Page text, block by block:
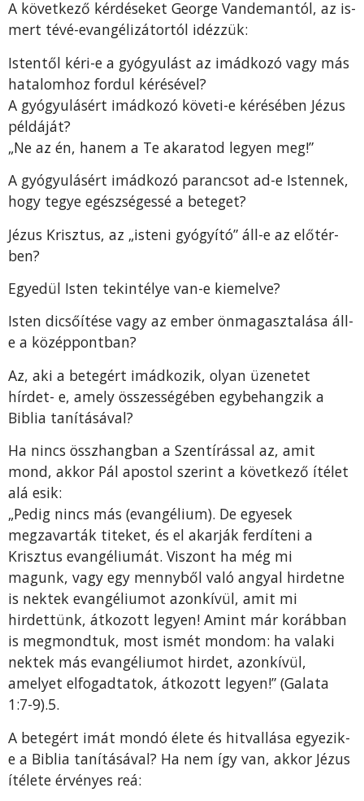
A következő kérdéseket George Vandemantól, az is­
mert tévé-evangélizátortól idézzük:
Istentől kéri-e a gyógyulást az imádkozó vagy más
hatalomhoz fordul kérésével?
A gyógyulásért imádkozó követi-e kérésében Jézus
példáját?
„Ne az én, hanem a Te akaratod legyen meg!”
A gyógyulásért imádkozó parancsot ad-e Istennek,
hogy tegye egészségessé a beteget?
Jézus Krisztus, az „isteni gyógyító” áll-e az előtér­
ben?
Egyedül Isten tekintélye van-e kiemelve?
Isten dicsőí­tése vagy az ember önmagasztalása áll-
e a középpontban?
Az, aki a betegért imádkozik, olyan üzenetet
hírdet- e, amely összességében egybehangzik a
Biblia tanításá­val?
Ha nincs összhangban a Szentírással az, amit
mond, akkor Pál apostol szerint a következő ítélet
alá esik:
„Pedig nincs más (evangélium). De egyesek
megzavarták titeket, és el akarják ferdíteni a
Krisztus evangéliumát. Vi­szont ha még mi
magunk, vagy egy mennyből való angyal hirdetne
is nektek evangéliumot azonkívül, amit mi
hirdettünk, átkozott legyen! Amint már korábban
is meg­mondtuk, most ismét mondom: ha valaki
nektek más evan­géliumot hirdet, azonkívül,
amelyet elfogadtatok, átkozott legyen!” (Galata
1:7-9).5.
A betegért imát mondó élete és hitvallása egyezik-
e a Biblia tanításával? Ha nem így van, akkor Jézus
ítélete érvényes reá: